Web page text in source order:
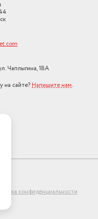
Чаплыгина, 18А
на сайте? Напишите нам.
конфиденциальности